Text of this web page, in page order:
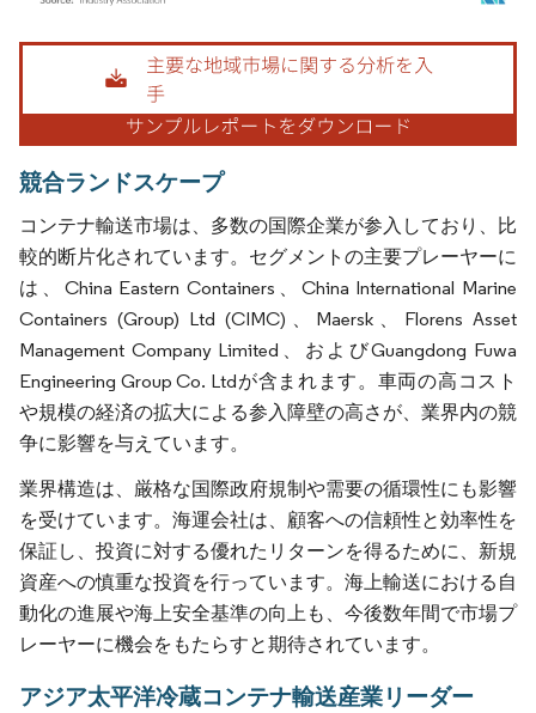
画像 © Mordor Intelligence。再利用にはCC BY 4.0の表示が必要です。
競合ランドスケープ
コンテナ輸送市場は、多数の国際企業が参入しており、比
較的断片化されています。セグメントの主要プレーヤーに
は、China Eastern Containers、China International Marine
Containers (Group) Ltd (CIMC)、Maersk、Florens Asset
Management Company Limited、およびGuangdong Fuwa
Engineering Group Co. Ltdが含まれます。車両の高コスト
や規模の経済の拡大による参入障壁の高さが、業界内の競
争に影響を与えています。
業界構造は、厳格な国際政府規制や需要の循環性にも影響
を受けています。海運会社は、顧客への信頼性と効率性を
保証し、投資に対する優れたリターンを得るために、新規
資産への慎重な投資を行っています。海上輸送における自
動化の進展や海上安全基準の向上も、今後数年間で市場プ
レーヤーに機会をもたらすと期待されています。
アジア太平洋冷蔵コンテナ輸送産業リーダー